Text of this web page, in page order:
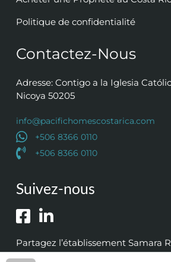
Politique de confidentialité
Contactez-Nous
Adresse: Contigo a la Iglesia
Nicoya 50205
info@pacifichomescostarica.com
+506 8366 0110
+506 8366 0110
Suivez-nous
Partagez l’établissement Samara